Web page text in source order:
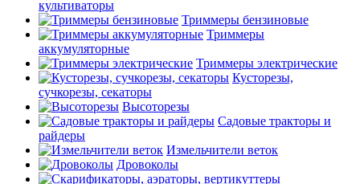
культиваторы
Триммеры бензиновые
Триммеры
аккумуляторные
Триммеры электрические
Кусторезы,
сучкорезы, секаторы
Высоторезы
Садовые тракторы и
райдеры
Измельчители веток
Дровоколы